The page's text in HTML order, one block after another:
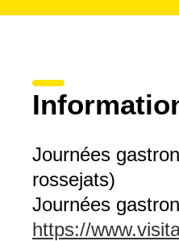
Journées
rossejats)
Journées
https://